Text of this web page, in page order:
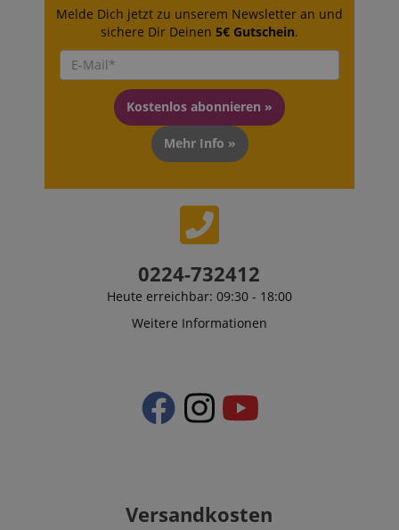
Melde Dich jetzt zu unserem Newsletter an und
sichere Dir Deinen 5€ Gutschein.
Kostenlos abonnieren »
Mehr Info »
0224-732412
Heute erreichbar: 09:30 - 18:00
Weitere Informationen
Versandkosten